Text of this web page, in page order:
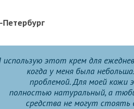
Петербург
использую этот крем для
когда у меня была
проблемой. Для моей кожи
полностью натуральный, а
средства не могут стоять